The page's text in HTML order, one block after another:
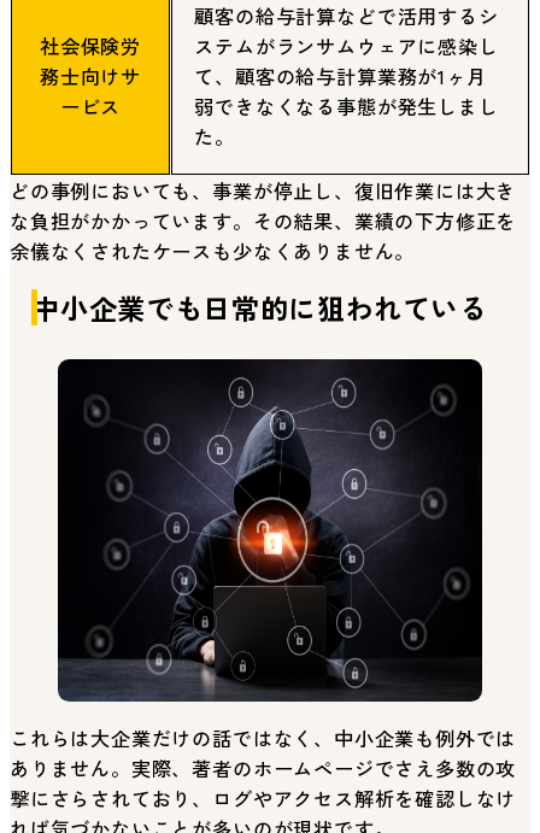
社会保険労
務士向けサ
ービス
顧客の給与計算などで活用するシ
ステムがランサムウェアに感染し
て、顧客の給与計算業務が1ヶ月
弱できなくなる事態が発生しまし
た。
どの事例においても、事業が停止し、復旧作業には大き
な負担がかかっています。その結果、業績の下方修正を
余儀なくされたケースも少なくありません。
中小企業でも日常的に狙われている
これらは大企業だけの話ではなく、中小企業も例外では
ありません。実際、著者のホームページでさえ多数の攻
撃にさらされており、ログやアクセス解析を確認しなけ